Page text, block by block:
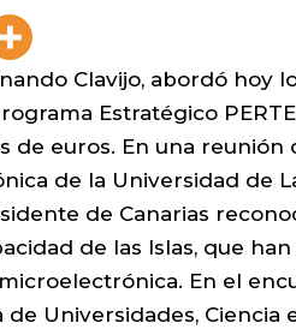
Clavijo, abordó hoy
Estratégico
de euros. En una reunión
de la Universidad de
de Canarias
de las Islas, que
En el
Universidades, Ciencia